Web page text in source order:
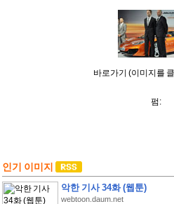
바로가기 (이미지를
펌:
인기 이미지
악한 기사 34화 (웹툰)
webtoon.daum.net